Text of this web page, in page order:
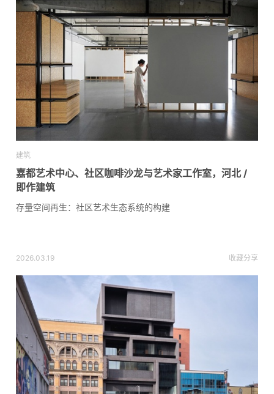
建筑
嘉都艺术中心、社区咖啡沙龙与艺术家工作室，河北 /
即作建筑
存量空间再生：社区艺术生态系统的构建
2026.03.19 收藏分享